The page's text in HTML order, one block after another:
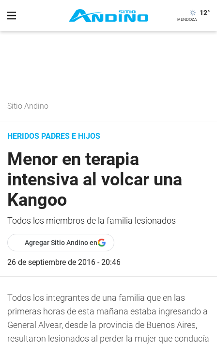
12°
Sitio Andino
HERIDOS PADRES E HIJOS
Menor en terapia
intensiva al volcar una
Kangoo
Todos los miembros de la familia lesionados
Agregar Sitio Andino en
26 de septiembre de 2016 - 20:46
Todos los integrantes de una familia que en las
primeras horas de esta mañana estaba ingresando a
General Alvear, desde la provincia de Buenos Aires,
resultaron lesionados al perder la mujer que conducía